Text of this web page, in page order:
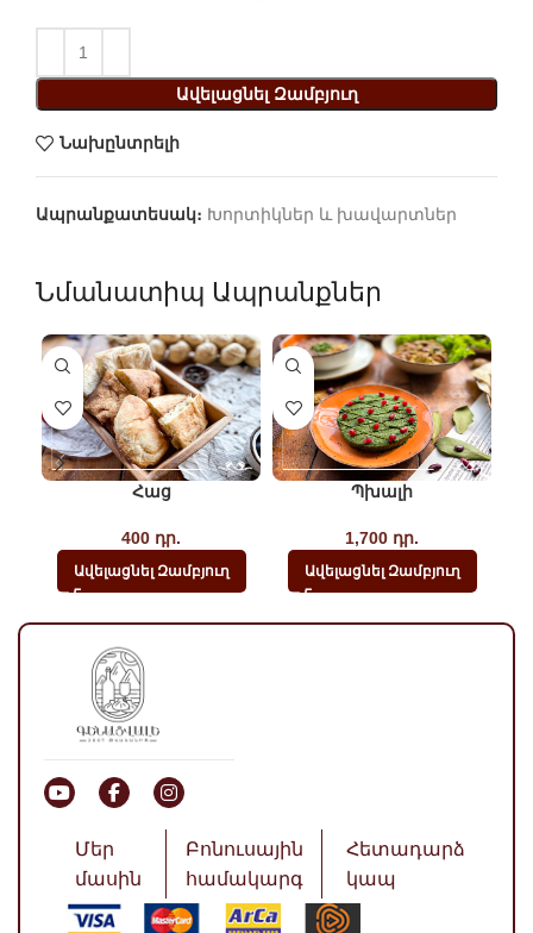
Ավելացնել Զամբյուղ
Նախընտրելի
Ապրանքատեսակ։ Խորտիկներ և խավարտներ
Նմանատիպ Ապրանքներ
Հաց
400 դր.
Ավելացնել Զամբյուղ
Պխալի
1,700 դր.
Ավելացնել Զամբյուղ
Մեր
մասին
Բոնուսային
համակարգ
Հետադարձ
կապ